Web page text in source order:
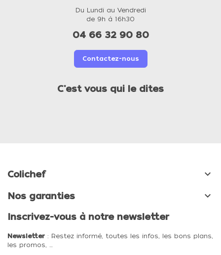
Du Lundi au Vendredi
de 9h à 16h30
04 66 32 90 80
Contactez-nous
C'est vous qui le dites
Colichef 
Nos garanties 
Inscrivez-vous à notre newsletter
Newsletter : Restez informé, toutes les infos, les bons plans,
les promos, …